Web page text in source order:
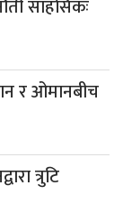
साहसिकः
र ओमानबीच
त्रुटि